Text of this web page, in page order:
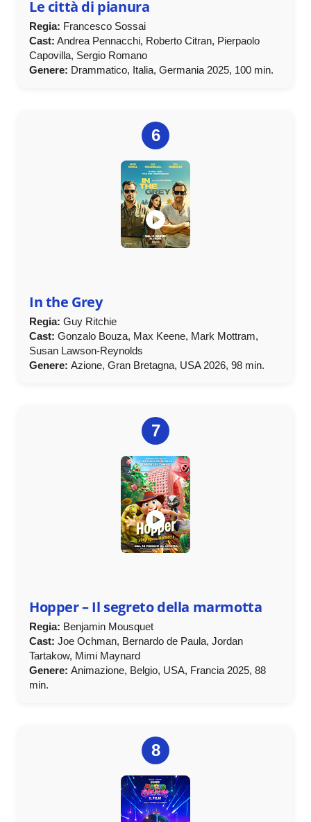
Le città di pianura
Regia: Francesco Sossai
Cast: Andrea Pennacchi, Roberto Citran, Pierpaolo
Capovilla, Sergio Romano
Genere: Drammatico, Italia, Germania 2025, 100 min.
6
In the Grey
Regia: Guy Ritchie
Cast: Gonzalo Bouza, Max Keene, Mark Mottram,
Susan Lawson-Reynolds
Genere: Azione, Gran Bretagna, USA 2026, 98 min.
7
Hopper – Il segreto della marmotta
Regia: Benjamin Mousquet
Cast: Joe Ochman, Bernardo de Paula, Jordan
Tartakow, Mimi Maynard
Genere: Animazione, Belgio, USA, Francia 2025, 88
min.
8